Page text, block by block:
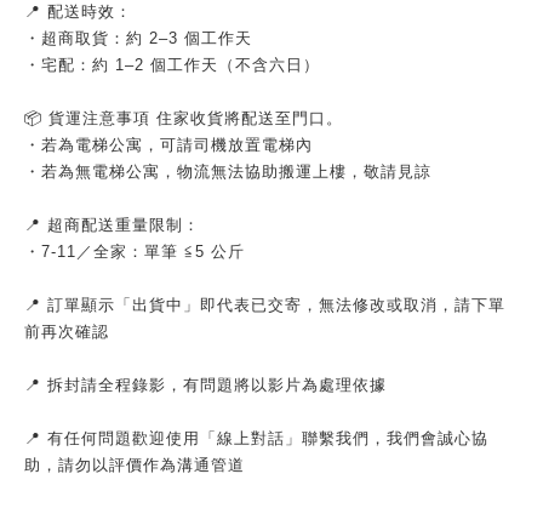
📍 配送時效：
・超商取貨：約 2–3 個工作天
・宅配：約 1–2 個工作天（不含六日）
📦 貨運注意事項 住家收貨將配送至門口。
・若為電梯公寓，可請司機放置電梯內
・若為無電梯公寓，物流無法協助搬運上樓，敬請見諒
📍 超商配送重量限制：
・7-11／全家：單筆 ≦5 公斤
📍 訂單顯示「出貨中」即代表已交寄，無法修改或取消，請下單
前再次確認
📍 拆封請全程錄影，有問題將以影片為處理依據
📍 有任何問題歡迎使用「線上對話」聯繫我們，我們會誠心協
助，請勿以評價作為溝通管道